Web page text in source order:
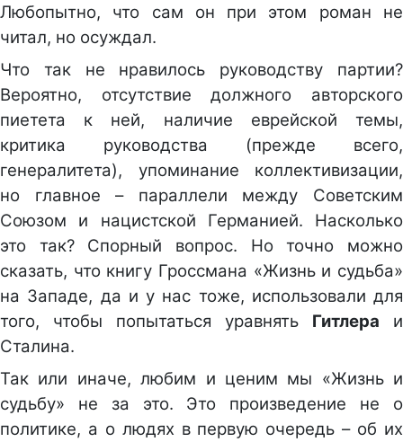
Любопытно, что сам он при этом роман не
читал, но осуждал.
Что так не нравилось руководству партии?
Вероятно, отсутствие должного авторского
пиетета к ней, наличие еврейской темы,
критика руководства (прежде всего,
генералитета), упоминание коллективизации,
но главное – параллели между Советским
Союзом и нацистской Германией. Насколько
это так? Спорный вопрос. Но точно можно
сказать, что книгу Гроссмана «Жизнь и судьба»
на Западе, да и у нас тоже, использовали для
того, чтобы попытаться уравнять Гитлера и
Сталина.
Так или иначе, любим и ценим мы «Жизнь и
судьбу» не за это. Это произведение не о
политике, а о людях в первую очередь – об их